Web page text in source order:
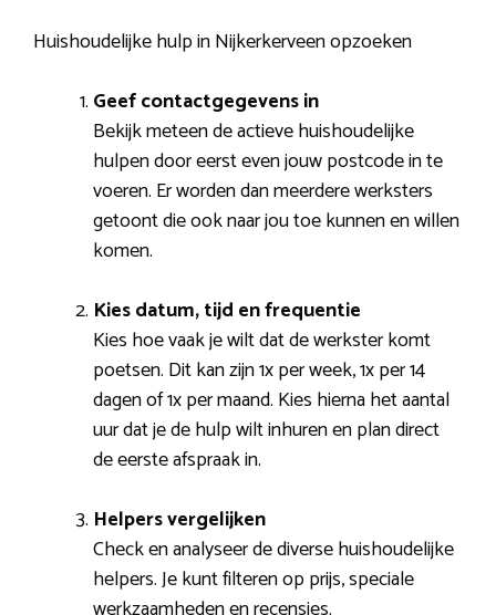
Huishoudelijke hulp in Nijkerkerveen opzoeken
Geef contactgegevens in
Bekijk meteen de actieve huishoudelijke
hulpen door eerst even jouw postcode in te
voeren. Er worden dan meerdere werksters
getoont die ook naar jou toe kunnen en willen
komen.
Kies datum, tijd en frequentie
Kies hoe vaak je wilt dat de werkster komt
poetsen. Dit kan zijn 1x per week, 1x per 14
dagen of 1x per maand. Kies hierna het aantal
uur dat je de hulp wilt inhuren en plan direct
de eerste afspraak in.
Helpers vergelijken
Check en analyseer de diverse huishoudelijke
helpers. Je kunt filteren op prijs, speciale